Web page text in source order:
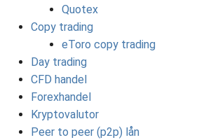
Quotex
Copy trading
eToro copy trading
Day trading
CFD handel
Forexhandel
Kryptovalutor
Peer to peer (p2p) lån